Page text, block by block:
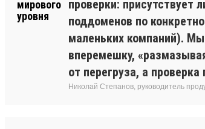
проверки: присутствует
поддоменов по
маленьких компаний).
вперемешку,
от перегруза, а проверка
Николай Степанов, руководитель